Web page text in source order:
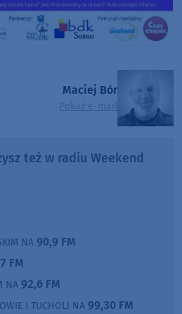
Maciej Bór
Pokaż e-mail
też w radiu Weekend
NA 90,9 FM
FM
NA 92,6 FM
I TUCHOLI NA 99,30 FM